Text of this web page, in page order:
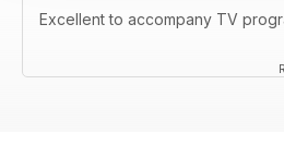
Excellent to accompany TV